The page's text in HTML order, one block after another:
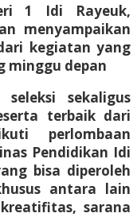
1 Idi Rayeuk,
menyampaikan
kegiatan yang
minggu depan
sekaligus
terbaik dari
perlombaan
Pendidikan Idi
bisa diperoleh
antara lain
sarana